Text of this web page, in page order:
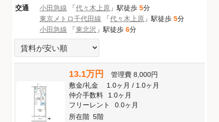
交通
小田急線 「代々木上原 」駅徒歩 5分
東京メトロ千代田線 「代々木上原 」駅徒歩 5分
小田急線 「東北沢 」駅徒歩 6分
13.1万円 管理費 8,000円
敷金/礼金 1.0ヶ月/ 1.0ヶ月
仲介手数料
1.0ヶ月
フリーレント
0.0ヶ月
所在階 5階